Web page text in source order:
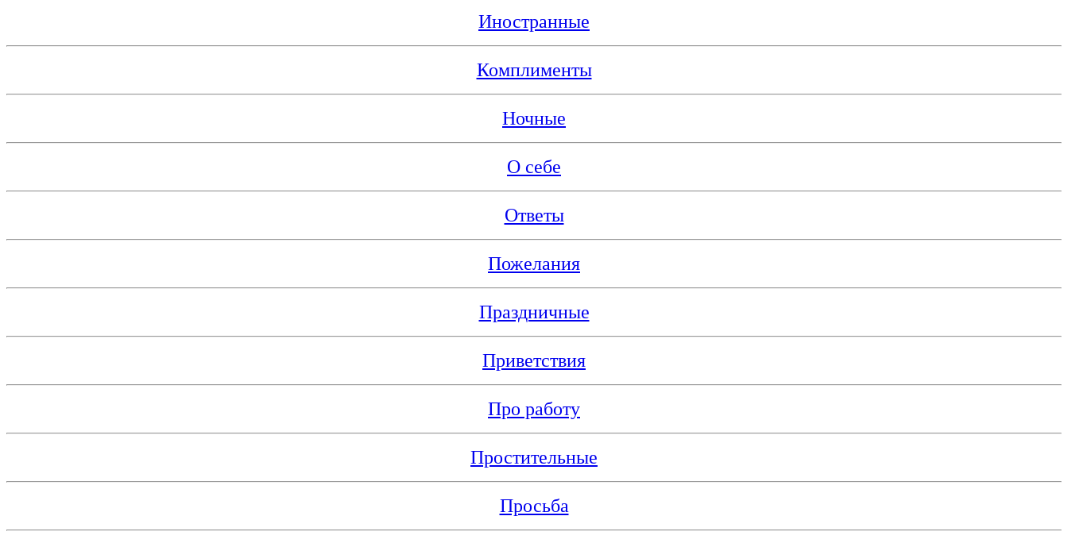
Иностранные
Комплименты
Ночные
О себе
Ответы
Пожелания
Праздничные
Приветствия
Про работу
Простительные
Просьба